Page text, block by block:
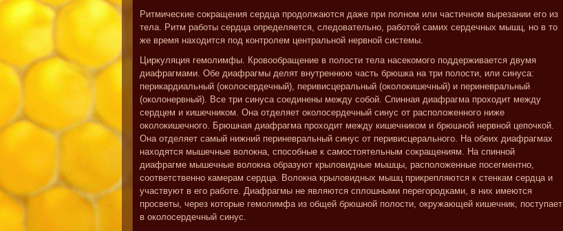
Ритмические сокращения сердца продолжаются даже при полном или частичном вырезании его из
тела. Ритм работы сердца определяется, следовательно, работой самих сердечных мышц, но в то
же время находится под контролем центральной нервной системы.
Циркуляция гемолимфы. Кровообращение в полости тела насекомого поддерживается двумя
диафрагмами. Обе диафрагмы делят внутреннюю часть брюшка на три полости, или синуса:
перикардиальный (околосердечный), перивисцеральный (околокишечный) и периневральный
(околонервный). Все три синуса соединены между собой. Спинная диафрагма проходит между
сердцем и кишечником. Она отделяет околосердечный синус от расположенного ниже
околокишечного. Брюшная диафрагма проходит между кишечником и брюшной нервной цепочкой.
Она отделяет самый нижний периневральный синус от перивисцерального. На обеих диафрагмах
находятся мышечные волокна, способные к самостоятельным сокращениям. На спинной
диафрагме мышечные волокна образуют крыловидные мышцы, расположенные посегментно,
соответственно камерам сердца. Волокна крыловидных мышц прикрепляются к стенкам сердца и
участвуют в его работе. Диафрагмы не являются сплошными перегородками, в них имеются
просветы, через которые гемолимфа из общей брюшной полости, окружающей кишечник, поступает
в околосердечный синус.